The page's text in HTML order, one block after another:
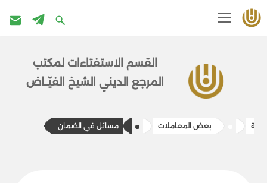
القسم الاستفتاءات ل​​مكتب
المرج​ع الديني الشيخ الفيّــاض
بعض المعاملات ​مسائل في الضمان